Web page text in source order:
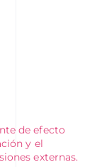
de efecto
y el
externas.